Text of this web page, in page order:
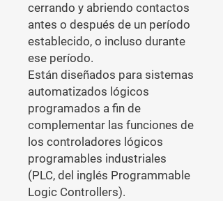
cerrando y abriendo contactos
antes o después de un período
establecido, o incluso durante
ese período.
Están diseñados para sistemas
automatizados lógicos
programados a fin de
complementar las funciones de
los controladores lógicos
programables industriales
(PLC, del inglés Programmable
Logic Controllers).